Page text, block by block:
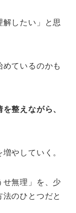
解したい」と思
ているのかも
整えながら、
やしていく。
せ無理」を、少
のひとつだと